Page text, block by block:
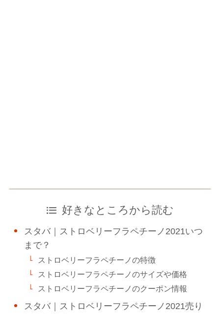
好きなところから読む
スタバ｜ストロベリーフラペチーノ2021いつ
まで？
ストロベリーフラペチーノの特徴
ストロベリーフラペチーノのサイズや価格
ストロベリーフラペチーノのクーポン情報
スタバ｜ストロベリーフラペチーノ2021売り